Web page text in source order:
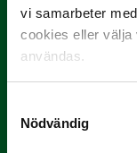
vi samarbeter
cookies eller
användas.
Nödvändig
9 JULI
Han gjorde
projektil”